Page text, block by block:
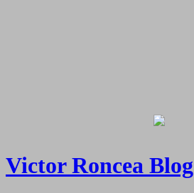
Victor Roncea Blog